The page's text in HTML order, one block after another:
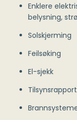
Enklere
belysning,
Solskjerming
Feilsøking
El-sjekk
Tilsynsrapport